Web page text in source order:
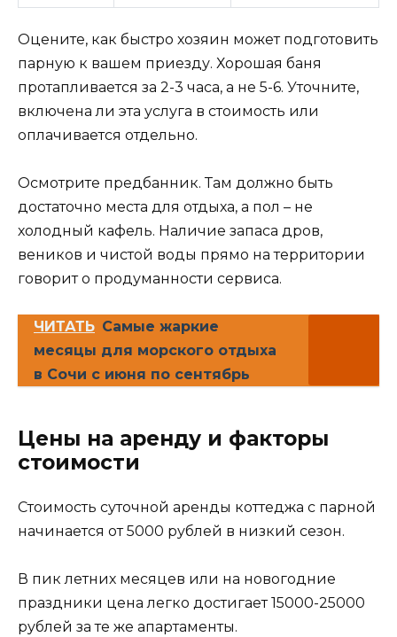
Оцените, как быстро хозяин может подготовить
парную к вашем приезду. Хорошая баня
протапливается за 2-3 часа, а не 5-6. Уточните,
включена ли эта услуга в стоимость или
оплачивается отдельно.
Осмотрите предбанник. Там должно быть
достаточно места для отдыха, а пол – не
холодный кафель. Наличие запаса дров,
веников и чистой воды прямо на территории
говорит о продуманности сервиса.
ЧИТАТЬ Самые жаркие
месяцы для морского отдыха
в Сочи с июня по сентябрь
Цены на аренду и факторы
стоимости
Стоимость суточной аренды коттеджа с парной
начинается от 5000 рублей в низкий сезон.
В пик летних месяцев или на новогодние
праздники цена легко достигает 15000-25000
рублей за те же апартаменты.